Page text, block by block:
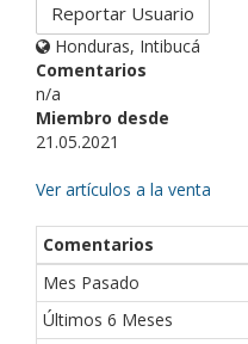
Reportar Usuario
Honduras, Intibucá
Comentarios
n/a
Miembro desde
21.05.2021
Ver artículos a la venta
Comentarios
Mes Pasado
Últimos 6 Meses